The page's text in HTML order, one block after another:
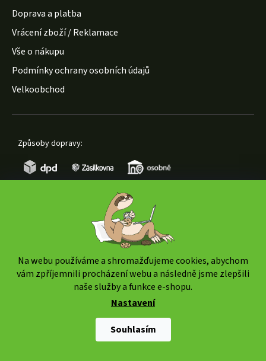
Na webu používáme a shromažďujeme cookies, abychom
vám zpříjemnili procházení webu a následně jsme zlepšili
naše služby a funkce e-shopu.
Nastavení
Souhlasím
Doprava a platba
Vrácení zboží / Reklamace
Vše o nákupu
Podmínky ochrany osobních údajů
Velkoobchod
Způsoby dopravy:
www.weedshop.cz
vyhrazena.
Upravit nastavení cookies